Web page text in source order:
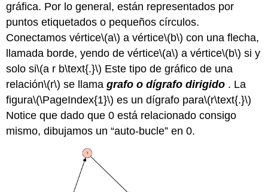
gráfica. Por lo general, están representados por
puntos etiquetados o pequeños círculos.
Conectamos vértice\(a\) a vértice\(b\) con una flecha,
llamada borde, yendo de vértice\(a\) a vértice\(b\) si y
solo si\(a r b\text{.}\) Este tipo de gráfico de una
relación\(r\) se llamagrafo odígrafo dirigido . La
figura\(\PageIndex{1}\) es un dígrafo para\(r\text{.}\)
Notice que dado que 0 está relacionado consigo
mismo, dibujamos un “auto-bucle” en 0.